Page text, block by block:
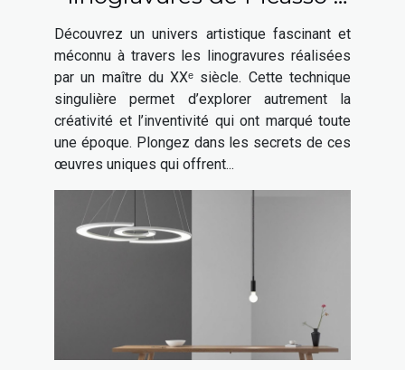
une fenêtre sur son génie
artistique
Découvrez un univers artistique fascinant et
méconnu à travers les linogravures réalisées
par un maître du XXᵉ siècle. Cette technique
singulière permet d’explorer autrement la
créativité et l’inventivité qui ont marqué toute
une époque. Plongez dans les secrets de ces
œuvres uniques qui offrent...